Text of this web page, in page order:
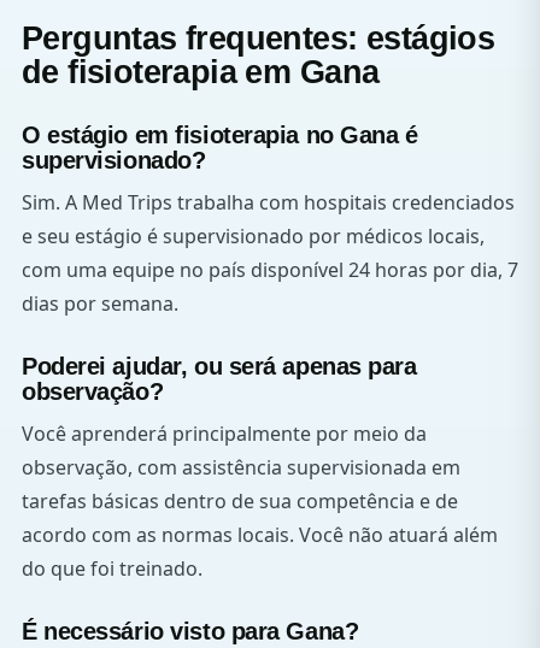
Perguntas frequentes: estágios
de fisioterapia em Gana
O estágio em fisioterapia no Gana é
supervisionado?
Sim. A Med Trips trabalha com hospitais credenciados
e seu estágio é supervisionado por médicos locais,
com uma equipe no país disponível 24 horas por dia, 7
dias por semana.
Poderei ajudar, ou será apenas para
observação?
Você aprenderá principalmente por meio da
observação, com assistência supervisionada em
tarefas básicas dentro de sua competência e de
acordo com as normas locais. Você não atuará além
do que foi treinado.
É necessário visto para Gana?